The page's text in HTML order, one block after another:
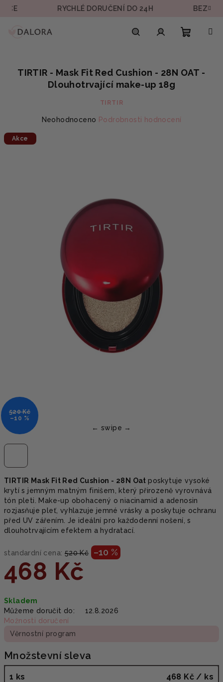
Přejít
RYCHLÉ DORUČENÍ DO 24H BEZPEČNÁ
košík
TIRTIR Mask Fit Red Cushion - 28N Oat poskytuje vysoké
krytí s jemným matným finišem, který přirozeně vyrovnává
tón pleti. Make-up obohacený o niacinamid a adenosin
rozjasňuje pleť, vyhlazuje jemné vrásky a poskytuje ochranu
před UV zářením. Je ideální pro každodenní nošení, s
dlouhotrvajícím efektem a hydratací.
standardní cena: 520 Kč –10 %
468 Kč
cena:
Skladem
Můžeme doručit do:
12.8.2026
Možnosti doručení
Věrnostní program
Množstevní sleva
1 ks 468 Kč / ks
TIRTIR - Mask Fit Red Cushion - 28N OAT -
Dlouhotrvající make-up 18g
TIRTIR
Průměrné
Neohodnoceno Podrobnosti hodnocení
Akce
520 Kč
–10 %